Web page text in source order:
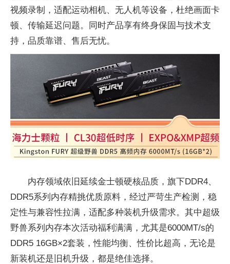
视频录制，适配运动相机、无人机等设备，杜绝画面卡
顿、传输延迟问题。同时产品享有终身保固与技术支
持，品质靠谱、售后无忧。
内存领域依旧延续金士顿硬核品质，旗下DDR4、
DDR5系列内存精挑优质原料，经过严苛生产检测，稳
定性与兼容性拉满，适配多种装机升级需求。其中超级
野兽系列内存本次活动福利满满，尤其是6000MT/s的
DDR5 16GB×2套装，性能均衡、性价比超高，无论是
新装机还是旧机升级，都是绝佳选择。